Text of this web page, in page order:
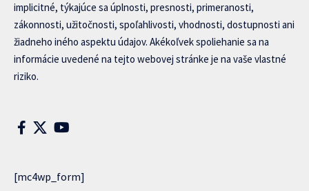
implicitné, týkajúce sa úplnosti, presnosti, primeranosti,
zákonnosti, užitočnosti, spoľahlivosti, vhodnosti, dostupnosti ani
žiadneho iného aspektu údajov. Akékoľvek spoliehanie sa na
informácie uvedené na tejto webovej stránke je na vaše vlastné
riziko.
[mc4wp_form]